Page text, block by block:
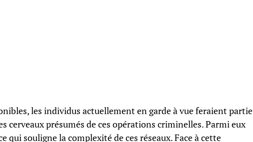
les individus actuellement en garde à vue feraient partie
cerveaux présumés de ces opérations criminelles. Parmi eux
qui souligne la complexité de ces réseaux. Face à cette